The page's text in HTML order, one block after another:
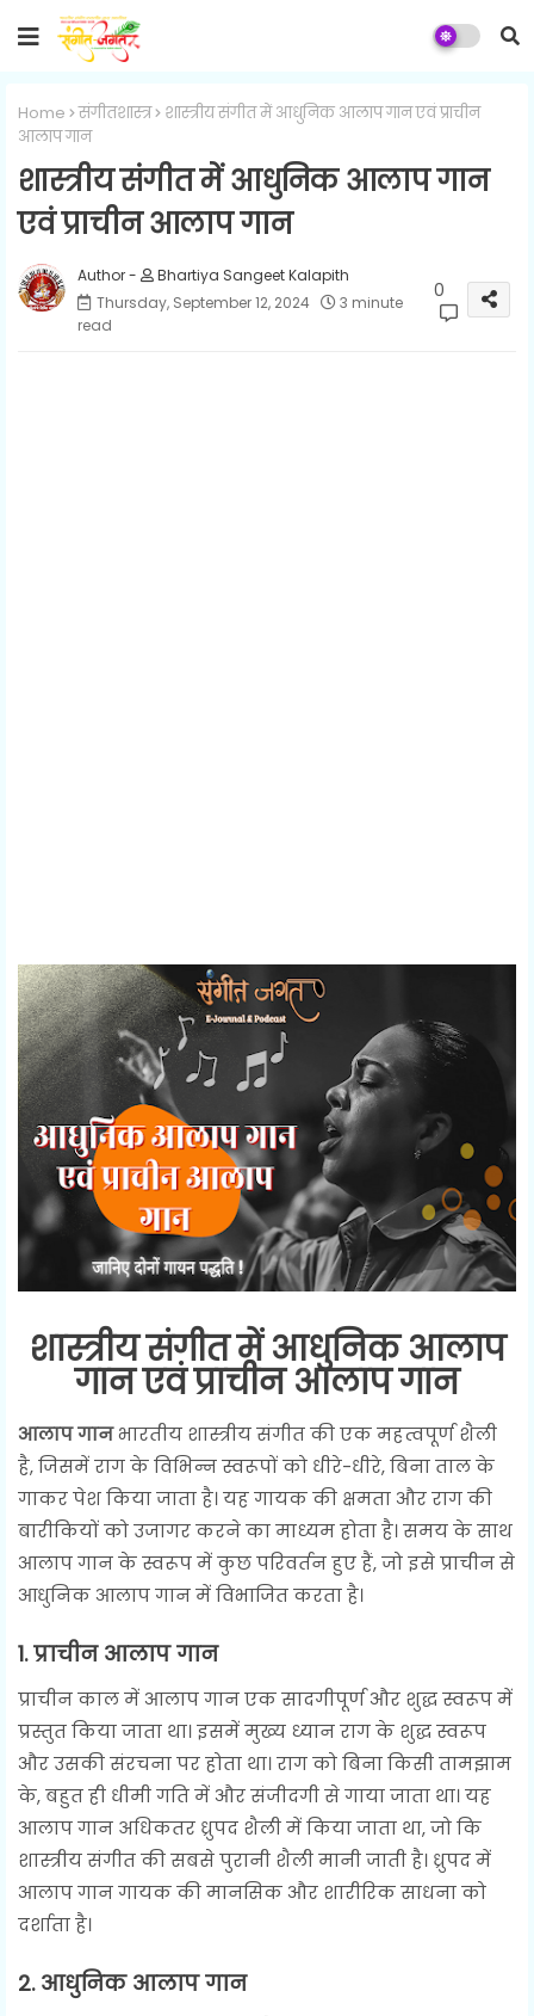
Home संगीतशास्त्र
शास्त्रीय संगीत में आधुनिक आलाप गान एवं प्राचीन
आलाप गान
शास्त्रीय संगीत में आधुनिक आलाप गान
एवं प्राचीन आलाप गान
Bhartiya Sangeet Kalapith
Thursday, September 12, 2024
3 minute
read
0
शास्त्रीय संगीत में आधुनिक आलाप
गान एवं प्राचीन आलाप गान
आलाप गानभारतीय शास्त्रीय संगीत की एक महत्वपूर्ण शैली
है, जिसमें राग के विभिन्न स्वरूपों को धीरे-धीरे, बिना ताल के
गाकर पेश किया जाता है। यह गायक की क्षमता और राग की
बारीकियों को उजागर करने का माध्यम होता है। समय के साथ
आलाप गान के स्वरूप में कुछ परिवर्तन हुए हैं, जो इसे प्राचीन से
आधुनिक आलाप गान में विभाजित करता है।
1.प्राचीन आलाप गान
प्राचीन काल में आलाप गान एक सादगीपूर्ण और शुद्ध स्वरूप में
प्रस्तुत किया जाता था। इसमें मुख्य ध्यान राग के शुद्ध स्वरूप
और उसकी संरचना पर होता था। राग को बिना किसी तामझाम
के, बहुत ही धीमी गति में और संजीदगी से गाया जाता था। यह
आलाप गान अधिकतर ध्रुपद शैली में किया जाता था, जो कि
शास्त्रीय संगीत की सबसे पुरानी शैली मानी जाती है। ध्रुपद में
आलाप गान गायक की मानसिक और शारीरिक साधना को
दर्शाता है।
2. आधुनिक आलाप गान